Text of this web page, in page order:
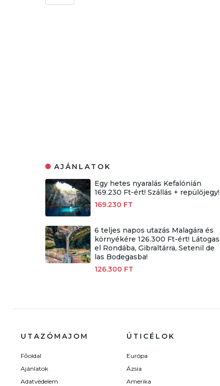
AJÁNLATOK
Egy hetes nyaralás Kefalónián
169.230 Ft-ért! Szállás + repülőjegy!
169.230 FT
6 teljes napos utazás Malagára és
környékére 126.300 Ft-ért!
el Rondába, Gibraltárra, Setenil de
las Bodegasba!
126.300 FT
UTAZÓMAJOM
Főoldal
Ajánlatok
Adatvédelem
ÚTICÉLOK
Európa
Ázsia
Amerika